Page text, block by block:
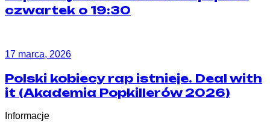
czwartek o 19:30
17 marca, 2026
Polski kobiecy rap istnieje. Deal with
it (Akademia Popkillerów 2026)
Informacje